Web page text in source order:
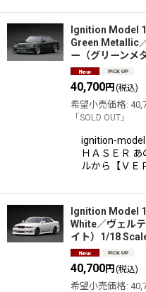
Ignition Model
Green Metallic
ー（グリーンメ
40,700円 (税込)
希望小売価格:
「SOLD OUT」
ignition-model
ＨＡＳＥＲ
ルから【ＶＥ
Ignition Model
White／ヴェル
イト）1/18
40,700円 (税込)
希望小売価格: